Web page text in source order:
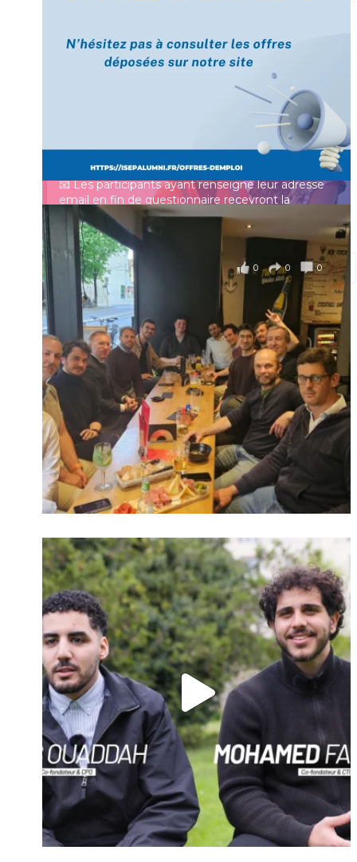
Charger plus Suivre sur Instagram
[Enquête IESF 2026] Top départ 🚀
👩‍🎓 Ingénieurs diplômés, vous avez jusqu’au 31
mai pour participer et faire entendre votre voix !
Depuis plus de 60 ans, cette enquête vise à établir
un panorama complet de la situation socio-
professionnelle des ingénieurs et scientifiques
français.
📧 Les participants ayant renseigné leur adresse
email en fin de questionnaire recevront la
synthèse des résultats...Voir plus
il y a 4 mois
0 0 0
Voir sur Facebook
Prénom
Mot de passe
Se souvenir de moi
Connexion
Identifiant oublié ?
Mot de passe
oublié ?